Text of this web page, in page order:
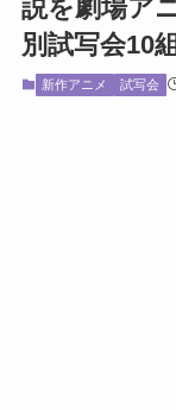
説を劇場ア
別試写会10
新作アニメ 試写会